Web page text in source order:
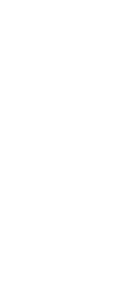
GH35